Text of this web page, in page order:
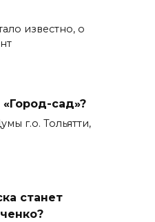
известно, о
сад»?
г.о. Тольятти,
станет